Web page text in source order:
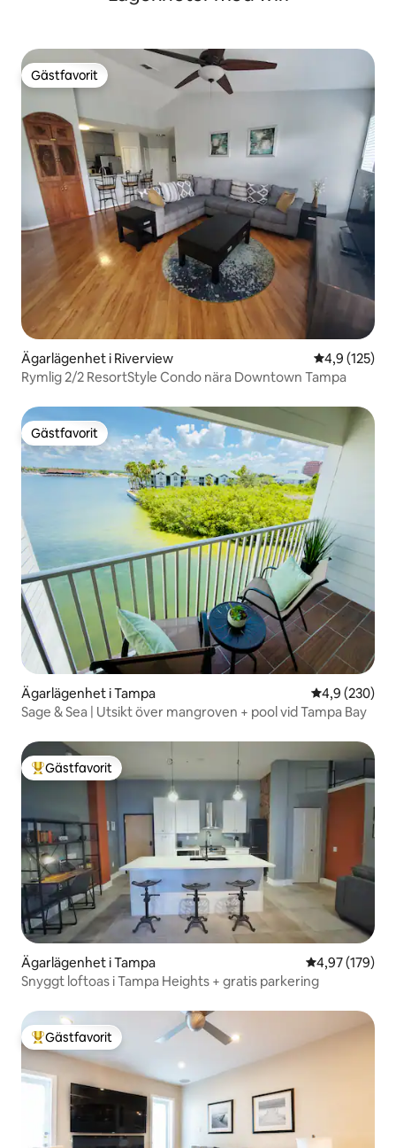
Gästfavorit
Gästfavorit
Ägarlägenhet i Riverview 4,9 av 5 i
4,9 (125)
Rymlig 2/2 ResortStyle Condo nära Downtown Tampa
Gästfavorit
Gästfavorit
Ägarlägenhet i Tampa 4,9 av 5 i
4,9 (230)
Sage & Sea | Utsikt över mangroven + pool vid Tampa Bay
Populär gästfavorit
Gästfavorit
Ägarlägenhet i Tampa 4,97 av 5 i
4,97 (179)
Snyggt loftoas i Tampa Heights + gratis parkering
Populär gästfavorit
Gästfavorit